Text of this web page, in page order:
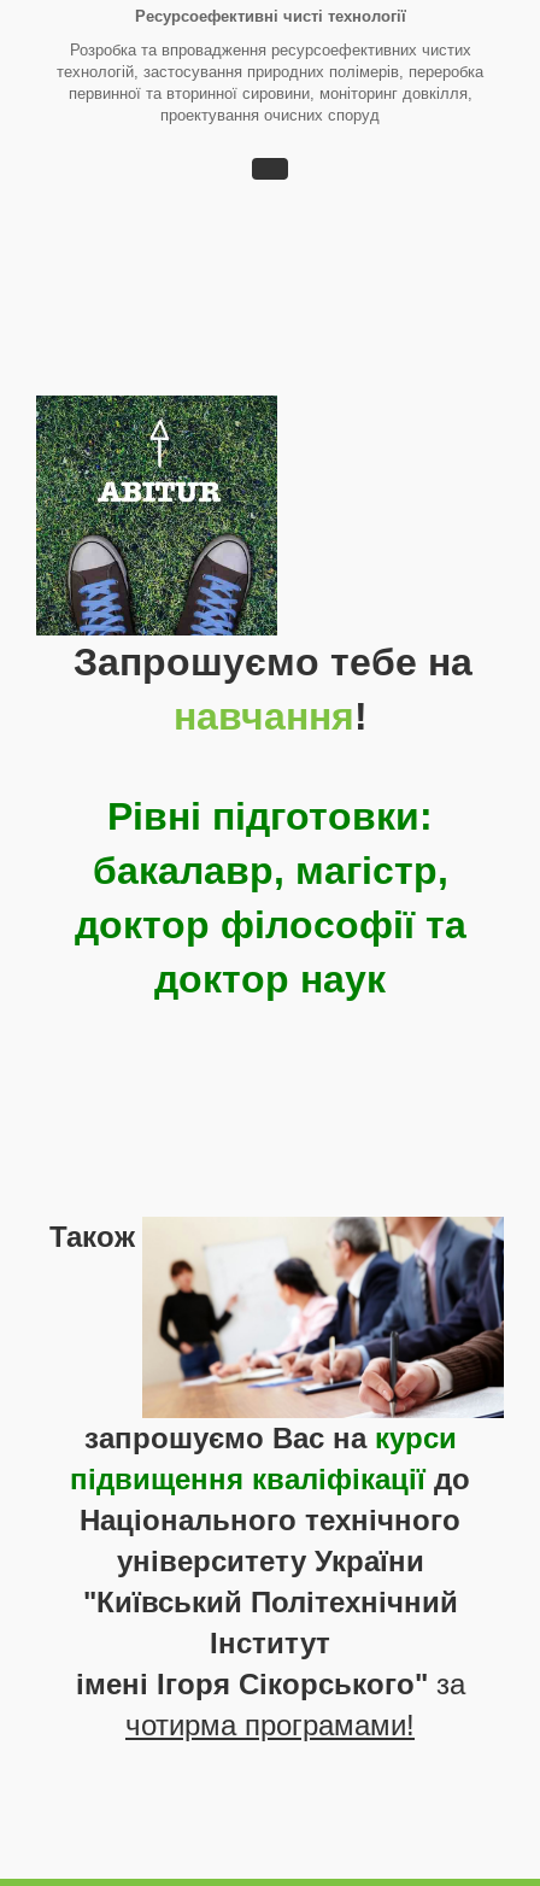
Ресурсоефективні чисті технології
Розробка та впровадження ресурсоефективних чистих
технологій, застосування природних полімерів, переробка
первинної та вторинної сировини, моніторинг довкілля,
проектування очисних споруд
Запрошуємо тебе на
навчання!
Рівні підготовки:
бакалавр, магістр,
доктор філософії та
доктор наук
Також
запрошуємо Вас на курси
підвищення кваліфікаціїдо
Національного технічного
університету України
"Київський Політехнічний
Інститут
імені Ігоря Сікорського" за
чотирма програмами!